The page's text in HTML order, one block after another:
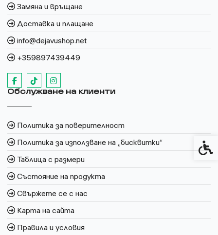
Замяна и връщане
Доставка и плащане
info@dejavushop.net
+359897439449
Обслужване на клиенти
Политика за поверителност
Политика за използване на „бисквитки“
Таблица с размери
Състояние на продукта
Свържете се с нас
Карта на сайта
Правила и условия